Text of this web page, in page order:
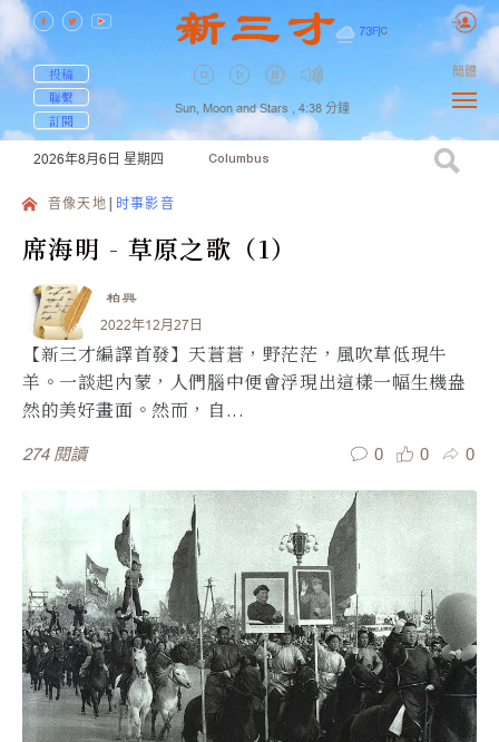
73F| C
投稿
聯繫
訂閱
Sun, Moon and Stars , 4:38 分鐘
簡體
2026年8月6日 星期四 Columbus
音像天地 时事影音
席海明 - 草原之歌（1）
柏興
2022年12月27日
【新三才編譯首發】天蒼蒼，野茫茫，風吹草低現牛
羊。一談起內蒙，人們腦中便會浮現出這樣一幅生機盎
然的美好畫面。然而，自...
274 閱讀 0 0 0